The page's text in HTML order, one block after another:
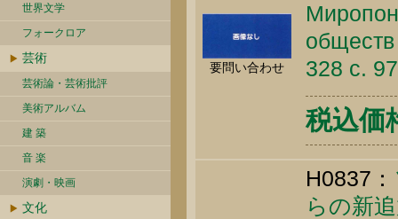
世界文学
フォークロア
芸術
芸術論・芸術批評
美術アルバム
建 築
音 楽
演劇・映画
文化
要問い合わせ
328 c.
税込価
H0837：
らの新